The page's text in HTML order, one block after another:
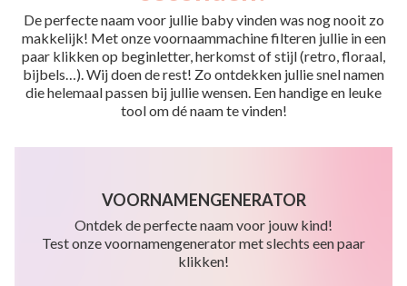
De perfecte naam voor jullie baby vinden was nog nooit zo
makkelijk! Met onze voornaammachine filteren jullie in een
paar klikken op beginletter, herkomst of stijl (retro, floraal,
bijbels…). Wij doen de rest! Zo ontdekken jullie snel namen
die helemaal passen bij jullie wensen. Een handige en leuke
tool om dé naam te vinden!
VOORNAMENGENERATOR
Ontdek de perfecte naam voor jouw kind!
Test onze voornamengenerator met slechts een paar
klikken!